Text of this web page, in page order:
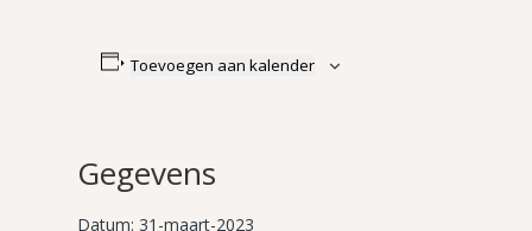
Toevoegen aan kalender
Gegevens
Datum: 31-maart-2023